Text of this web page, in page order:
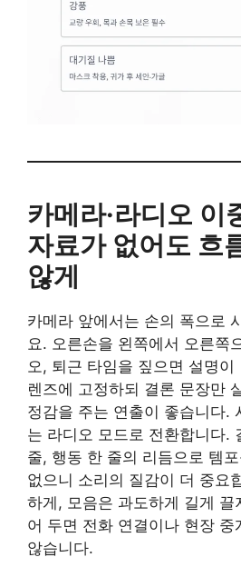
카메라·라디오 이
자료가 없어도 흐
않게
카메라 앞에서는 손의 폭으로
요. 오른손을 왼쪽에서 오른쪽
오, 퇴근 타임을 짚으면 설명이
렌즈에 고정하되 결론 문장만
정감을 주는 연출이 좋습니다.
는 라디오 모드로 전환합니다.
줄, 행동 한 줄의 리듬으로 템
없으니 소리의 질감이 더 중요
하게, 모음은 과도하게 길게 끌
어 두면 전화 연결이나 현장 중
않습니다.